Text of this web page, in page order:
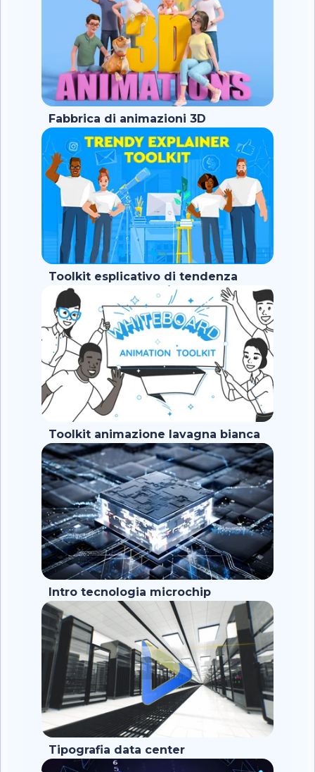
Fabbrica di animazioni 3D
Toolkit esplicativo di tendenza
Toolkit animazione lavagna bianca
Intro tecnologia microchip
Tipografia data center